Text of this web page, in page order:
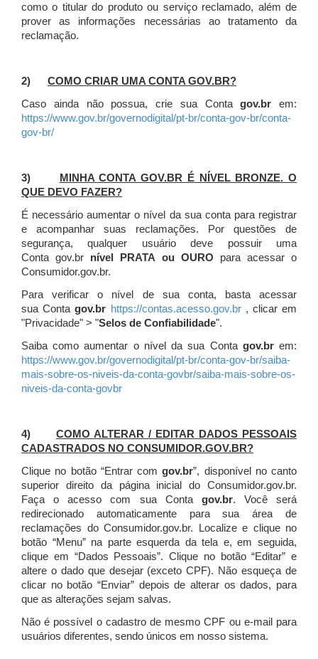
como o titular do produto ou serviço reclamado, além de
prover as informações necessárias ao tratamento da
reclamação.
2) COMO CRIAR UMA CONTA GOV.BR?
Caso ainda não possua, crie sua Contagov.br em:
https://www.gov.br/governodigital/pt-br/conta-gov-br/conta-
gov-br/
3)
MINHA CONTA GOV.BR É NÍVEL BRONZE. O
QUE DEVO FAZER?
É necessário aumentar o nível da sua conta para registrar
e acompanhar suas reclamações. Por questões de
segurança, qualquer usuário deve possuir uma
Conta gov.br nível PRATA ou OURO para acessar o
Consumidor.gov.br.
Para verificar o nível de sua conta, basta acessar
sua Contagov.br https://contas.acesso.gov.br, clicar em
"Privacidade" > "Selos de Confiabilidade".
Saiba como aumentar o nível da sua Conta gov.brem:
https://www.gov.br/governodigital/pt-br/conta-gov-br/saiba-
mais-sobre-os-niveis-da-conta-govbr/saiba-mais-sobre-os-
niveis-da-conta-govbr
4) COMO ALTERAR / EDITAR DADOS PESSOAIS
CADASTRADOS NO CONSUMIDOR.GOV.BR?
Clique no botão “Entrar comgov.br”, disponível no canto
superior direito da página inicial do Consumidor.gov.br.
Faça o acesso com sua Conta gov.br. Você será
redirecionado automaticamente para sua área de
reclamações do Consumidor.gov.br.
Localize e clique no
botão “Menu” na parte esquerda da tela e, em seguida,
clique em “Dados Pessoais”. Clique no botão “Editar” e
altere o dado que desejar (exceto CPF). Não esqueça de
clicar no botão “Enviar” depois de alterar os dados, para
que as alterações sejam salvas.
Não é possível o cadastro de mesmo CPF ou e-mail para
usuários diferentes, sendo únicos em nosso sistema.